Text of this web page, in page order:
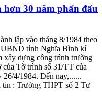
30 năm phấn đấu
lập vào tháng 8/1984 theo
UBND tỉnh Nghĩa Bình kí
xây dựng công trình trường
Tờ trình số 31/TT của
4/1984. Đến nay,......
tin : Trường THPT số 2 Tư